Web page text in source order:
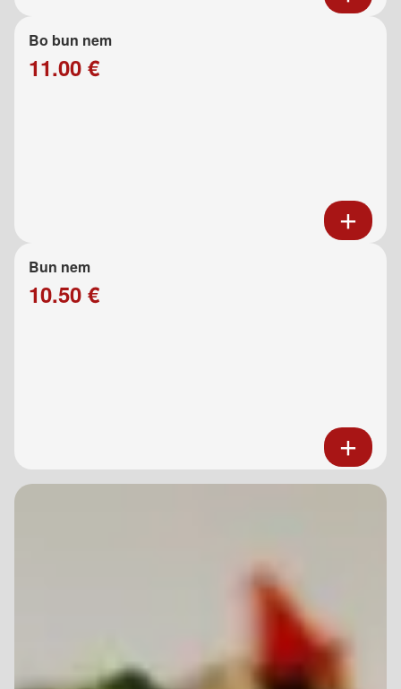
Bo bun nem
11.00 €
Bun nem
10.50 €